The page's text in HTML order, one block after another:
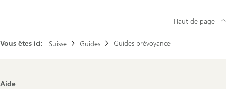
Vous êtes ici: Suisse Guides Guides prévoyance
Haut de page
Footer
Aide